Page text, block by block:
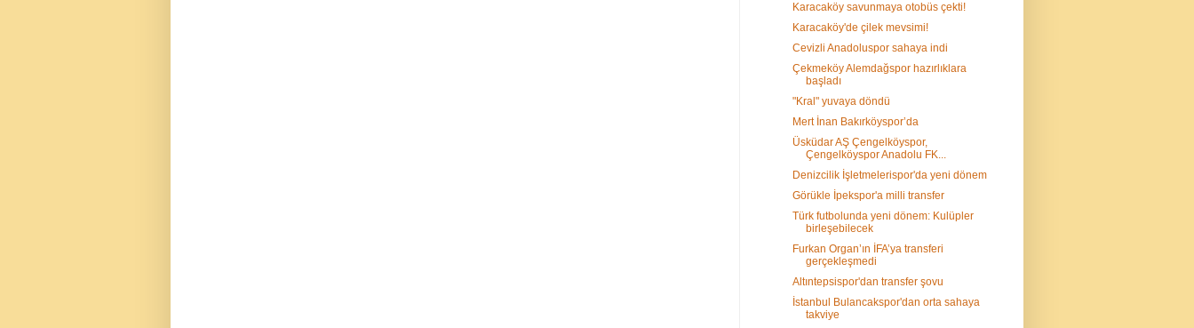
Karacaköy savunmaya otobüs çekti!
Karacaköy'de çilek mevsimi!
Cevizli Anadoluspor sahaya indi
Çekmeköy Alemdağspor hazırlıklara
başladı
"Kral" yuvaya döndü
Mert İnan Bakırköyspor’da
Üsküdar AŞ Çengelköyspor,
Çengelköyspor Anadolu FK...
Denizcilik İşletmelerispor'da yeni dönem
Görükle İpekspor'a milli transfer
Türk futbolunda yeni dönem: Kulüpler
birleşebilecek
Furkan Organ’ın İFA’ya transferi
gerçekleşmedi
Altıntepsispor'dan transfer şovu
İstanbul Bulancakspor'dan orta sahaya
takviye